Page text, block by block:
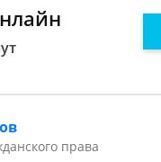
права